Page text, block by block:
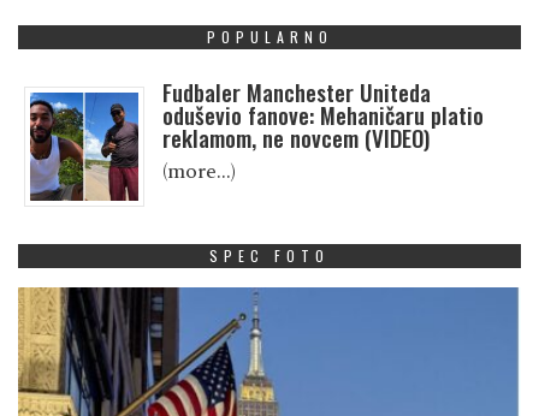
POPULARNO
Fudbaler Manchester Uniteda
oduševio fanove: Mehaničaru platio
reklamom, ne novcem (VIDEO)
(more…)
SPEC FOTO